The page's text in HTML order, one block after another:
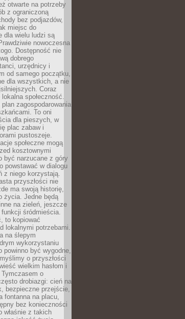
otwarte na potrzeby
z ograniczoną
bez podjazdów,
miejsc do
dla wielu ludzi są
nowoczesna
Dostępność nie
dobrego
urzędnicy i
od samego początku,
dla wszystkich, a nie
Coraz
społeczność.
zagospodarowania
To oni
dla pieszych, w
plac zabaw i
pustoszeje.
społeczne mogą
kosztownymi
być narzucane z góry
powstawać w dialogu
z niego korzystają.
przyszłości nie
ma swoją historię,
życia. Jedne będą
na zieleń, jeszcze
funkcji śródmieścia.
to kopiować
lokalnymi potrzebami.
na ślepym
wykorzystaniu
powinno być wygodne,
o przyszłości
wielkim hasłom i
o
drobiazgi: cień na
bezpieczne przejście,
fontanna na placu,
bez konieczności
właśnie z takich